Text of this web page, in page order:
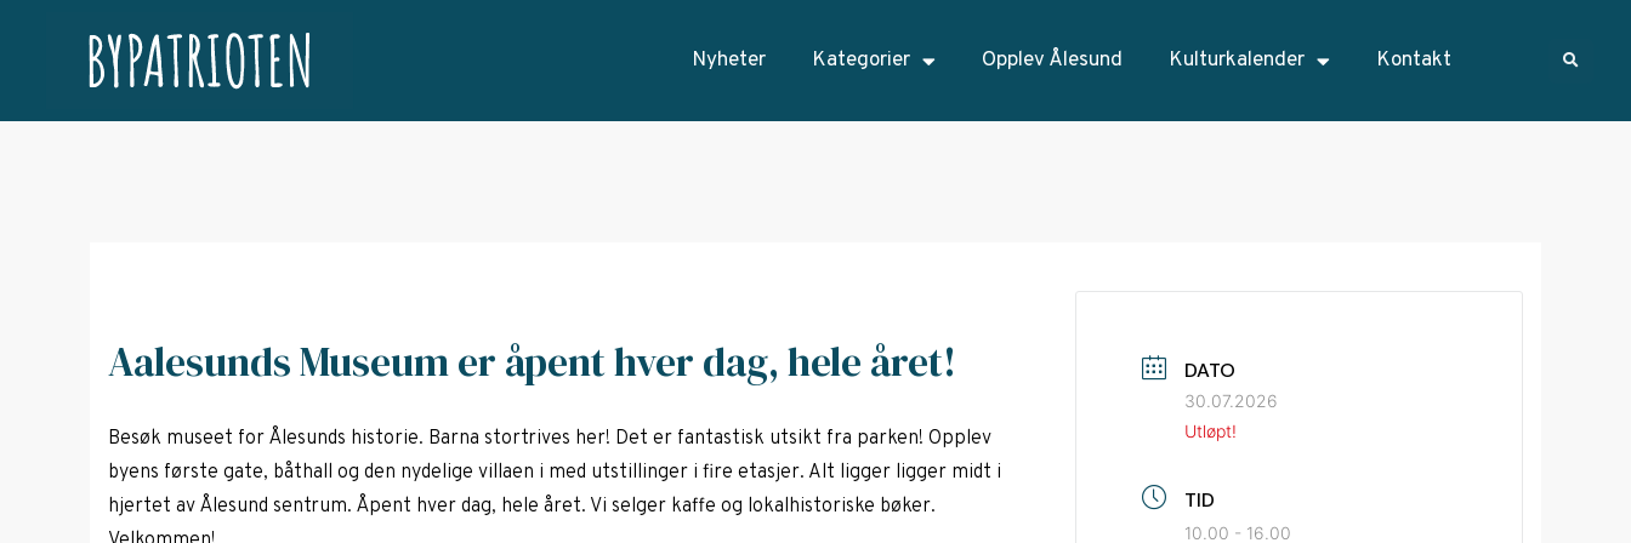
Nyheter Kategorier Opplev Ålesund Kulturkalender Kontakt
Aalesunds Museum er åpent hver dag, hele året!
Besøk museet for Ålesunds historie. Barna stortrives her! Det er fantastisk utsikt fra parken! Opplev
byens første gate, båthall og den nydelige villaen i med utstillinger i fire etasjer. Alt ligger ligger midt i
hjertet av Ålesund sentrum. Åpent hver dag, hele året. Vi selger kaffe og lokalhistoriske bøker.
DATO
30.07.2026
Utløpt!
TID
10.00 - 16.00